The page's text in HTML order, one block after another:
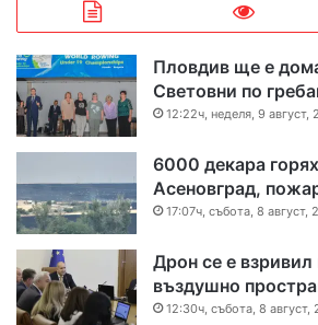
Пловдив ще е
Световни по
12:22ч, неделя, 9 август,
6000 декара
Асеновград,
17:07ч, събота, 8 август,
Дрон се е взривил
въздушно
12:30ч, събота, 8 август,